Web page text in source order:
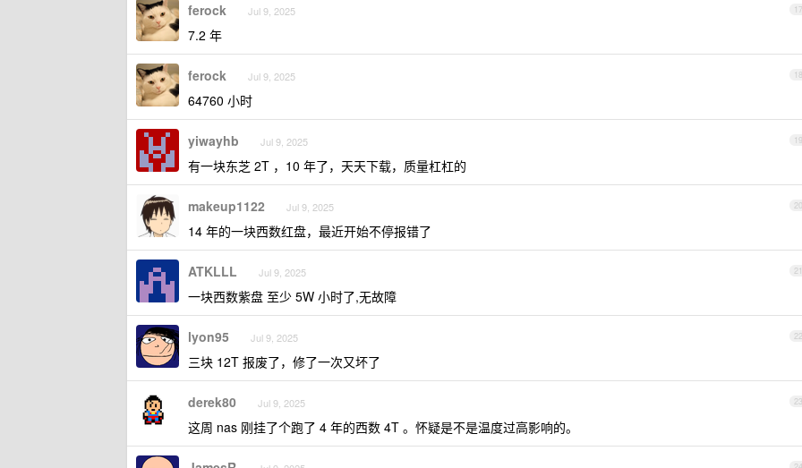
17
ferock Jul 9, 2025
7.2 年
18
ferock Jul 9, 2025
64760 小时
19
yiwayhb Jul 9, 2025
有一块东芝 2T ，10 年了，天天下载，质量杠杠的
20
makeup1122 Jul 9, 2025
14 年的一块西数红盘，最近开始不停报错了
21
ATKLLL Jul 9, 2025
一块西数紫盘 至少 5W 小时了,无故障
22
lyon95 Jul 9, 2025
三块 12T 报废了，修了一次又坏了
23
derek80 Jul 9, 2025
这周 nas 刚挂了个跑了 4 年的西数 4T 。怀疑是不是温度过高影响的。